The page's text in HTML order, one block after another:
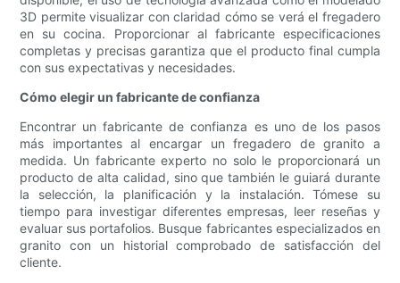
3D permite visualizar con claridad cómo se verá el fregadero
en su cocina. Proporcionar al fabricante especificaciones
completas y precisas garantiza que el producto final cumpla
con sus expectativas y necesidades.
Cómo elegir un fabricante de confianza
Encontrar un fabricante de confianza es uno de los pasos
más importantes al encargar un fregadero de granito a
medida. Un fabricante experto no solo le proporcionará un
producto de alta calidad, sino que también le guiará durante
la selección, la planificación y la instalación. Tómese su
tiempo para investigar diferentes empresas, leer reseñas y
evaluar sus portafolios. Busque fabricantes especializados en
granito con un historial comprobado de satisfacción del
cliente.